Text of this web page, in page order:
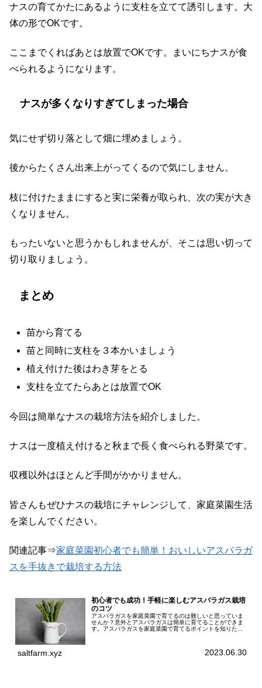
ナスの育てかたにあるように支柱を立てて誘引します。大
体の形でOKです。
ここまでくればあとは放置でOKです。まいにちナスが食
べられるようになります。
ナスが多くなりすぎてしまった場合
気にせず切り落として畑に埋めましょう。
後からたくさん出来上がってくるので気にしません。
枝に付けたままにすると実に栄養が取られ、次の実が大き
くなりません。
もったいないと思うかもしれませんが、そこは思い切って
切り取りましょう。
まとめ
苗から育てる
苗と同時に支柱を３本かいましょう
植え付けた後はわき芽をとる
支柱を立てたらあとは放置でOK
今回は簡単なナスの栽培方法を紹介しました。
ナスは一度植え付けると秋まで長く食べられる野菜です。
収穫以外はほとんど手間がかかりません。
皆さんもぜひナスの栽培にチャレンジして、家庭菜園生活
を楽しんでください。
関連記事⇒家庭菜園初心者でも簡単！おいしいアスパラガ
スを手抜きで栽培する方法
初心者でも成功！手軽に楽しむアスパラガス栽培
のコツ
アスパラガスを家庭菜園で育てるのは難しいと思っていま
せんか？意外とアスパラガスは簡単に育てることができま
す。アスパラガスを家庭菜園で育てるポイントを知りたい
saltfarm.xyz 2023.06.30